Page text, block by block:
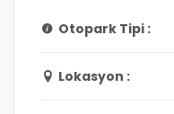
Otopark Tipi :
Lokasyon :